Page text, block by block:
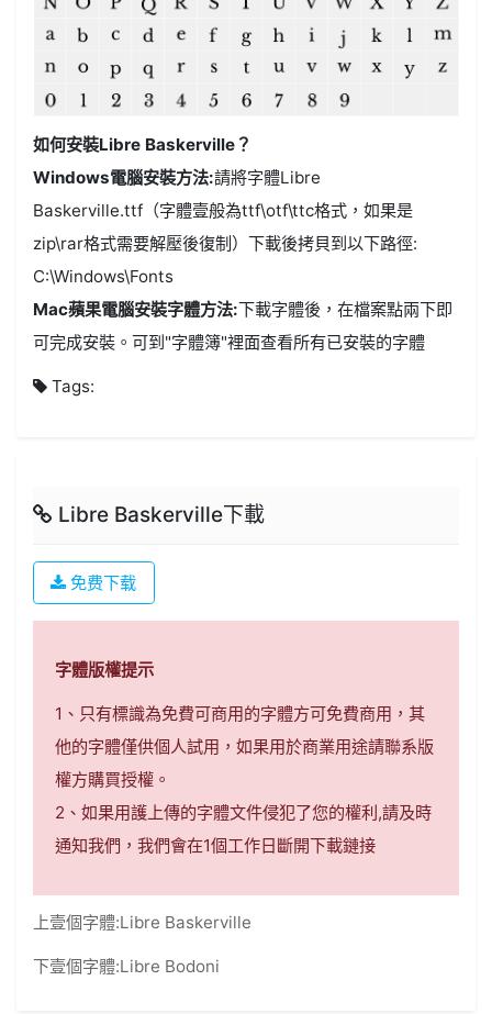
如何安裝Libre Baskerville？
Windows電腦安裝方法:請將字體Libre
Baskerville.ttf（字體壹般為ttf\otf\ttc格式，如果是
zip\rar格式需要解壓後復制）下載後拷貝到以下路徑:
C:\Windows\Fonts
Mac蘋果電腦安裝字體方法:下載字體後，在檔案點兩下即
可完成安裝。可到"字體簿"裡面查看所有已安裝的字體
Tags:
Libre Baskerville下載
免费下载
字體版權提示
1、只有標識為免費可商用的字體方可免費商用，其
他的字體僅供個人試用，如果用於商業用途請聯系版
權方購買授權。
2、如果用護上傳的字體文件侵犯了您的權利,請及時
通知我們，我們會在1個工作日斷開下載鏈接
上壹個字體:Libre Baskerville
下壹個字體:Libre Bodoni